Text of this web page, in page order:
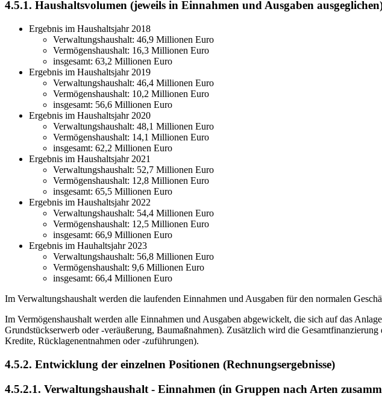
4.5.1. Haushaltsvolumen (jeweils in Einnahmen und Ausgaben
Ergebnis im Haushaltsjahr 2018
Verwaltungshaushalt: 46,9 Millionen Euro
Vermögenshaushalt: 16,3 Millionen Euro
insgesamt: 63,2 Millionen Euro
Ergebnis im Haushaltsjahr 2019
Verwaltungshaushalt: 46,4 Millionen Euro
Vermögenshaushalt: 10,2 Millionen Euro
insgesamt: 56,6 Millionen Euro
Ergebnis im Haushaltsjahr 2020
Verwaltungshaushalt: 48,1 Millionen Euro
Vermögenshaushalt: 14,1 Millionen Euro
insgesamt: 62,2 Millionen Euro
Ergebnis im Haushaltsjahr 2021
Verwaltungshaushalt: 52,7 Millionen Euro
Vermögenshaushalt: 12,8 Millionen Euro
insgesamt: 65,5 Millionen Euro
Ergebnis im Haushaltsjahr 2022
Verwaltungshaushalt: 54,4 Millionen Euro
Vermögenshaushalt: 12,5 Millionen Euro
insgesamt: 66,9 Millionen Euro
Ergebnis im Hauhaltsjahr 2023
Verwaltungshaushalt: 56,8 Millionen Euro
Vermögenshaushalt: 9,6 Millionen Euro
insgesamt: 66,4 Millionen Euro
Im Verwaltungshaushalt werden die laufenden Einnahmen und Ausgaben für den normalen
Im Vermögenshaushalt werden alle Einnahmen und Ausgaben abgewickelt, die sich auf das
Grundstückserwerb oder -veräußerung, Baumaßnahmen). Zusätzlich wird die
Kredite, Rücklagenentnahmen oder -zuführungen).
4.5.2. Entwicklung der einzelnen Positionen (Rechnungsergebnisse)
4.5.2.1. Verwaltungshaushalt - Einnahmen (in Gruppen nach Arten